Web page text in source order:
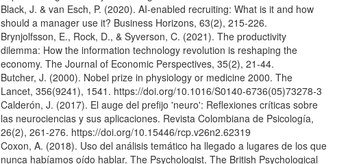
Black, J. & van Esch, P. (2020). AI-enabled recruiting: What is it and how
should a manager use it? Business Horizons, 63(2), 215-226.
Brynjolfsson, E., Rock, D., & Syverson, C. (2021). The productivity
dilemma: How the information technology revolution is reshaping the
economy. The Journal of Economic Perspectives, 35(2), 21-44.
Butcher, J. (2000). Nobel prize in physiology or medicine 2000. The
Lancet, 356(9241), 1541. https://doi.org/10.1016/S0140-6736(05)73278-3
Calderón, J. (2017). El auge del prefijo 'neuro': Reflexiones críticas sobre
las neurociencias y sus aplicaciones. Revista Colombiana de Psicología,
26(2), 261-276. https://doi.org/10.15446/rcp.v26n2.62319
Coxon, A. (2018). Uso del análisis temático ha llegado a lugares de los que
nunca habíamos oído hablar. The Psychologist. The British Psychological